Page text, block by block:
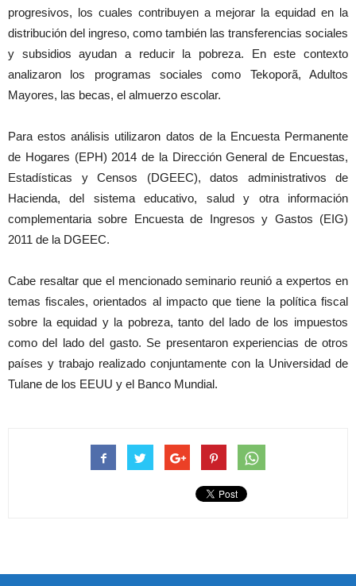
progresivos, los cuales contribuyen a mejorar la equidad en la
distribución del ingreso, como también las transferencias sociales
y subsidios ayudan a reducir la pobreza. En este contexto
analizaron los programas sociales como Tekoporã, Adultos
Mayores, las becas, el almuerzo escolar.
Para estos análisis utilizaron datos de la Encuesta Permanente
de Hogares (EPH) 2014 de la Dirección General de Encuestas,
Estadísticas y Censos (DGEEC), datos administrativos de
Hacienda, del sistema educativo, salud y otra información
complementaria sobre Encuesta de Ingresos y Gastos (EIG)
2011 de la DGEEC.
Cabe resaltar que el mencionado seminario reunió a expertos en
temas fiscales, orientados al impacto que tiene la política fiscal
sobre la equidad y la pobreza, tanto del lado de los impuestos
como del lado del gasto. Se presentaron experiencias de otros
países y trabajo realizado conjuntamente con la Universidad de
Tulane de los EEUU y el Banco Mundial.